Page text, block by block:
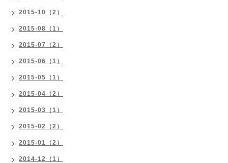
2015-10（2）
2015-08（1）
2015-07（2）
2015-06（1）
2015-05（1）
2015-04（2）
2015-03（1）
2015-02（2）
2015-01（2）
2014-12（1）